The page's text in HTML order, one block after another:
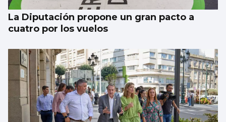
La Diputación propone un gran pacto a
cuatro por los vuelos